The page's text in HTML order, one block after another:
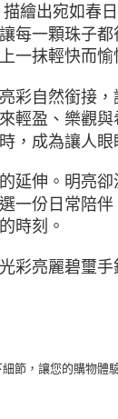
繪出宛如春
每一顆珠子
一抹輕快而愉
彩自然銜接
輕盈、樂觀
，成為讓人眼
延伸。明亮
一份日常陪
時刻。
彩亮麗碧璽
節，讓您的購物體